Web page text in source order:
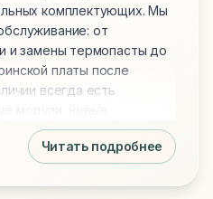
комплектующих. Мы
от
и замены термопасты до
платы после
всегда есть
для всех моделей.
технически
Читать подробнее